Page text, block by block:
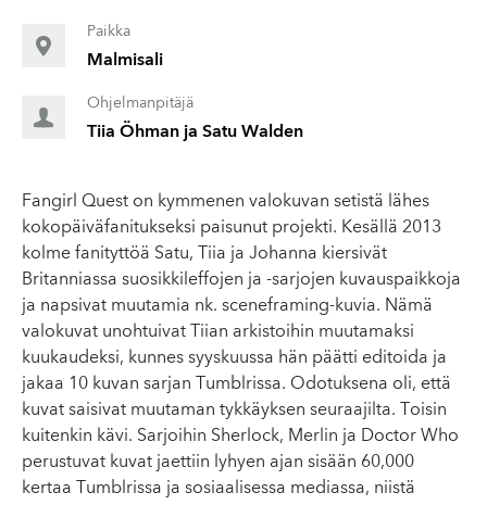
Paikka
Malmisali
Ohjelmanpitäjä
Tiia Öhman ja Satu Walden
Fangirl Quest on kymmenen valokuvan setistä lähes
kokopäiväfanitukseksi paisunut projekti. Kesällä 2013
kolme fanityttöä Satu, Tiia ja Johanna kiersivät
Britanniassa suosikkileffojen ja -sarjojen kuvauspaikkoja
ja napsivat muutamia nk. sceneframing-kuvia. Nämä
valokuvat unohtuivat Tiian arkistoihin muutamaksi
kuukaudeksi, kunnes syyskuussa hän päätti editoida ja
jakaa 10 kuvan sarjan Tumblrissa. Odotuksena oli, että
kuvat saisivat muutaman tykkäyksen seuraajilta. Toisin
kuitenkin kävi. Sarjoihin Sherlock, Merlin ja Doctor Who
perustuvat kuvat jaettiin lyhyen ajan sisään 60,000
kertaa Tumblrissa ja sosiaalisessa mediassa, niistä